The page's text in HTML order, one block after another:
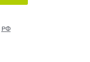
РФ